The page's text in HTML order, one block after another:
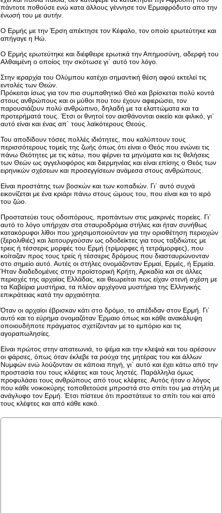
πάντοτε ποθούσε ενώ κατα άλλους γέννησε τον Ερμαφρόδυτο απο την
ένωσή του με αυτήν.
O Ερμής με την Έρση απέκτησε τον Κέφαλο, τον οποίο ερωτεύτηκε και
απήγαγε η Ηώ.
Ο Ερμής ερωτεύτηκε και διέφθειρε ερωτικά την Απημοσύνη, αδερφή του
Αλθαιμένη ο οποίος την σκότωσε γι` αυτό τον λόγο.
Στην ιεραρχία του Ολύμπου κατέχει σημαντική θέση αφού εκτελεί τις
εντολές των Θεών.
Πρόκειται ίσως για τον πιο συμπαθητικό Θεό και βρίσκεται πολύ κοντά
στους ανθρώπους και οι μύθοι που του έχουν αφιερώσει, τον
παρουσιάζουν πολύ ανθρώπινο, δηλαδή με τα ελαττώματα και τα
προτερήματά τους. Έτσι οι θνητοί τον αισθάνονται οικείο και φιλικό, γι`
αυτό είναι και ένας απ` τους λαϊκότερους Θεούς.
Του αποδίδουν τόσες πολλές ιδιότητες, που καλύπτουν τους
περισσότερους τομείς της ζωής όπως ότι είναι ο Θεός που ενώνει τις
πάνω Θεότητες με τις κάτω, που φέρνει τα μηνύματα και τις θελήσεις
των Θεών ως αγγελιοφόρος και διερμηνέας και είναι επίσης ο Θεός των
ειρηνικών σχέσεων και προσεγγίσεων ανάμεσα στους ανθρώπους.
Είναι προστάτης των βοσκών και των κοπαδιών. Γι` αυτό συχνά
εικονίζεται με ένα κριάρι πάνω στους ώμους του, που είναι και το ιερό
του ζώο.
Προστατεύει τους οδοιπόρους, προπάντων στις μακρινές πορείες. Γι`
αυτό το λόγο υπήρχαν στα σταυροδρόμια στήλες και ήταν συνήθως
κατακόρυφοι λίθοι που χρησιμοποιούνταν για την οριοθέτηση περιοχών
(ξερολιθιές) και λειτουργούσαν ως οδοδείκτες για τους ταξιδιώτες με
τρεις ή τέσσερις μορφές του Ερμή (τρίμορφες ή τετράμορφες), που
κοίταζαν προς τους τρείς ή τέσσερις δρόμους που διασταυρώνονταν
στο σημείο αυτό. Αυτές οι στήλες ονομάζονταν Ερμαί, Ερμές, ή Ερμεία.
Ήταν διαδεδομένες στην προϊστορική Κρήτη, Αρκαδία και σε άλλες
περιοχές της αρχαίας Ελλάδας, και θεωρείται πως είχαν στενή σχέση με
τα Καβείρια μυστήρια, τα πλέον αρχέγονα μυστήρια της Ελληνικής
επικράτειας κατά την αρχαιότητα.
Όταν οι αρχαίοι έβρισκαν κάτι στο δρόμο, το απέδιδαν στον Ερμή. Γι`
αυτό και το εύρημα ονομαζόταν Έρμαιο όπως και κάθε ανακάλυψη
οποιουδήποτε πράγματος σχετίζονταν με το εμπόριο και τις
αγοραπωλησίες.
Είναι πρώτος στην απατεωνιά, το ψέμα και την κλεψιά και του αρέσουν
οι φάρσες, όπως όταν έκλεβε τα ρούχα της μητέρας του και άλλων
Νυμφών ενώ λούζονταν σε κάποια πηγή, γι` αυτό και έχει κάτω από την
προστασία του τους κλέφτες και τους ληστές. Παράλληλα όμως
προφυλάσει τους ανθρώπους από τους κλέφτες. Αυτός ήταν ο λόγος
που κάθε νοικοκύρης τοποθετούσε μπροστά στο σπίτι του μια στήλη με
ανάγλυφο τον Ερμή. Έτσι πίστευε ότι προστάτευε το σπίτι του και από
τους κλέφτες και από κάθε κακό.